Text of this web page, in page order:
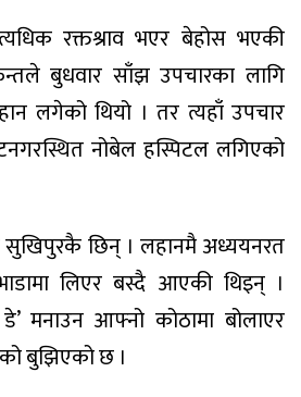
रक्तश्राव भएर बेहोस भएकी
बुधवार साँझ उपचारका लागि
लगेको थियो । तर त्यहाँ उपचार
नोबेल हस्पिटल लगिएको
सुखिपुरकै छिन् । लहानमै अध्ययनरत
लिएर बस्दै आएकी थिइन् ।
मनाउन आफ्नो कोठामा बोलाएर
बुझिएको छ ।